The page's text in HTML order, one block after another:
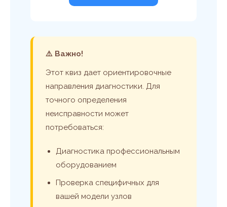
⚠️ Важно!
Этот квиз дает ориентировочные
направления диагностики. Для
точного определения
неисправности может
потребоваться:
Диагностика профессиональным
оборудованием
Проверка специфичных для
вашей модели узлов